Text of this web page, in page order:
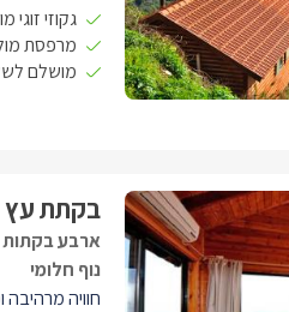
בקתת עץ
ארבע בקתות
נוף חלומי
חוויה
מתאימה לזוג
חוויה מרהיבה
החלומי ביותר
גקוזי זוגי
מרפסת
מושלם